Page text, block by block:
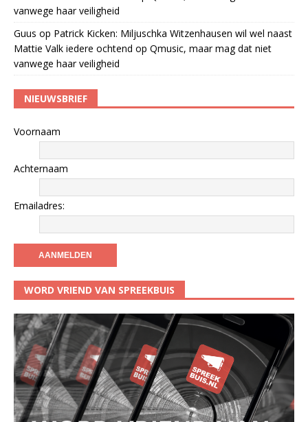
vanwege haar veiligheid
Guus op Patrick Kicken: Miljuschka Witzenhausen wil wel naast
Mattie Valk iedere ochtend op Qmusic, maar mag dat niet
vanwege haar veiligheid
NIEUWSBRIEF
Voornaam
Achternaam
Emailadres:
WORD VRIEND VAN SPREEKBUIS